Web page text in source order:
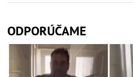
ODPORÚČAME